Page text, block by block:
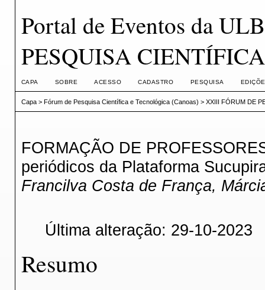
Portal de Eventos da
PESQUISA
CAPA SOBRE ACESSO CADASTRO PESQUISA
Capa> Fórum de Pesquisa Científica e Tecnológica (Canoas) > XXIII FÓRUM DE
FORMAÇÃO DE
periódicos da Plataforma
Francilva Costa de França,
Última alteração: 29-10-2023
Resumo